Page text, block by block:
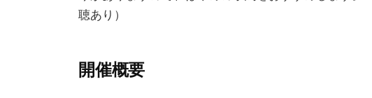
聴あり）
開催概要